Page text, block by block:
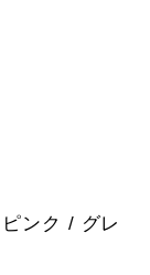
ンク / グレ